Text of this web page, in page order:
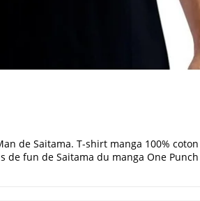
de Saitama. T-shirt manga 100% coton
de fun de Saitama du manga One Punch